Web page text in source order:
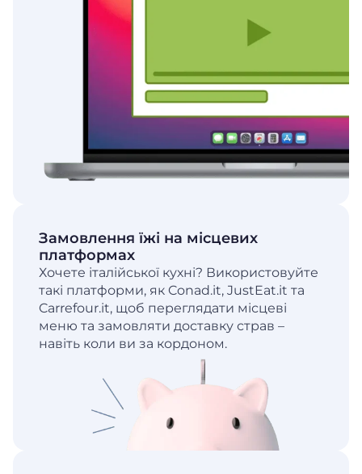
Замовлення їжі на місцевих
платформах
Хочете італійської кухні? Використовуйте
такі платформи, як Conad.it, JustEat.it та
Carrefour.it, щоб переглядати місцеві
меню та замовляти доставку страв –
навіть коли ви за кордоном.